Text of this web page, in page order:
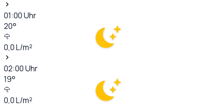
01:00Uhr
20°
0,0L/m²
02:00Uhr
19°
0,0L/m²